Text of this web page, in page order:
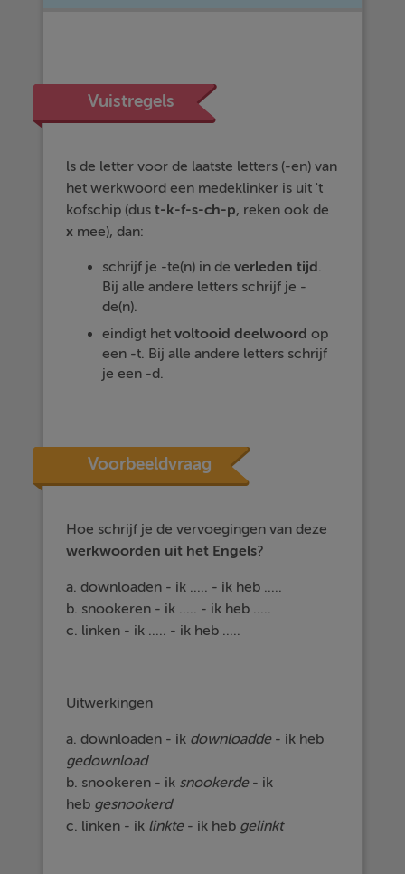
Vuistregels
ls de letter voor de laatste letters (-en) van
het werkwoord een medeklinker is uit 't
kofschip (dust-k-f-s-ch-p, reken ook de
x mee), dan:
schrijf je -te(n) in deverleden tijd.
Bij alle andere letters schrijf je -
de(n).
eindigt hetvoltooid deelwoord op
een -t. Bij alle andere letters schrijf
je een -d.
Voorbeeldvraag
Hoe schrijf je de vervoegingen van deze
werkwoorden uit het Engels?
a. downloaden - ik ..... - ik heb .....
b. snookeren - ik ..... - ik heb .....
c. linken - ik ..... - ik heb .....
Uitwerkingen
a. downloaden - ik downloadde- ik heb
gedownload
b. snookeren - ik snookerde- ik
heb gesnookerd
c. linken - ik linkte- ik heb gelinkt